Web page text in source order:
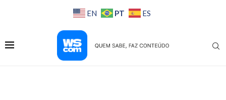
EN PT ES